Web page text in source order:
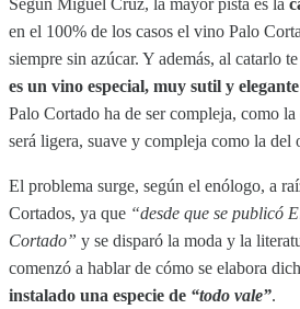
Según Miguel Cruz, la mayor pista es la
en el 100% de los casos el vino Palo
siempre sin azúcar. Y además, al catarlo
es un vino especial, muy sutil y
Palo Cortado ha de ser compleja, como
será ligera, suave y compleja como la del
El problema surge, según el enólogo, a
Cortados, ya que “desde que se publicó
Cortado” y se disparó la moda y la
comenzó a hablar de cómo se elabora
instalado una especie de “todo vale”.